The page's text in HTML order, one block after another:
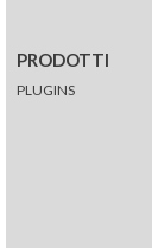
PRODOTTI
PLUGINS